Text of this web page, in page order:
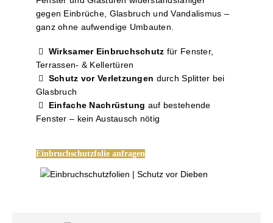
gegen Einbrüche, Glasbruch und Vandalismus –
ganz ohne aufwendige Umbauten.
Wirksamer Einbruchschutz für Fenster,
Terrassen- & Kellertüren
Schutz vor Verletzungen durch Splitter bei
Glasbruch
Einfache Nachrüstung auf bestehende
Fenster – kein Austausch nötig
Einbruchschutzfolie anfragen